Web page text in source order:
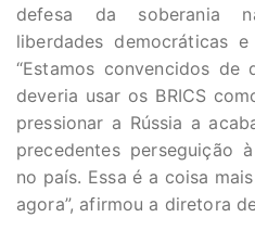
defesa da soberania
liberdades democráticas
“Estamos convencidos de
deveria usar os BRICS
pressionar a Rússia a
precedentes perseguição
no país. Essa é a coisa
agora”, afirmou a diretora